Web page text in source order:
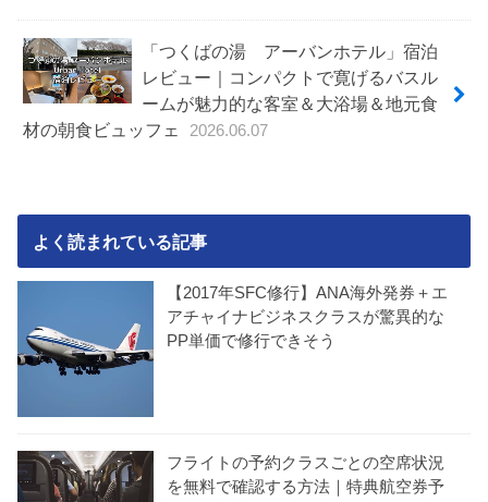
「つくばの湯 アーバンホテル」宿泊
レビュー｜コンパクトで寛げるバスル
ームが魅力的な客室＆大浴場＆地元食
材の朝食ビュッフェ
2026.06.07
よく読まれている記事
【2017年SFC修行】ANA海外発券＋エ
アチャイナビジネスクラスが驚異的な
PP単価で修行できそう
フライトの予約クラスごとの空席状況
を無料で確認する方法｜特典航空券予